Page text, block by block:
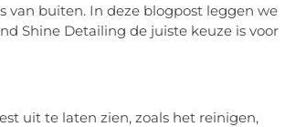
van buiten. In deze blogpost leggen we
Shine Detailing de juiste keuze is voor
uit te laten zien, zoals het reinigen,